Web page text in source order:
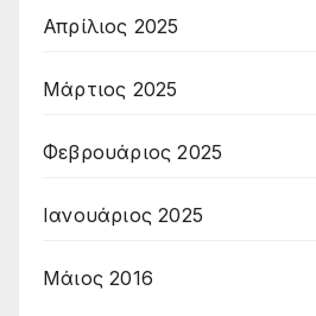
Απρίλιος 2025
Μάρτιος 2025
Φεβρουάριος 2025
Ιανουάριος 2025
Μάιος 2016